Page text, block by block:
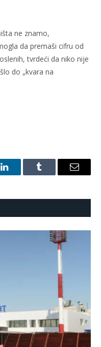
ne znamo,
da premaši cifru od
tvrdeći da niko nije
do „kvara na
LinkedInTumblr Email